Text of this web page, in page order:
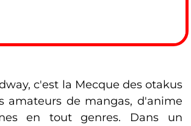
c'est la Mecque des otakus
amateurs de mangas, d'anime
en tout genres. Dans un